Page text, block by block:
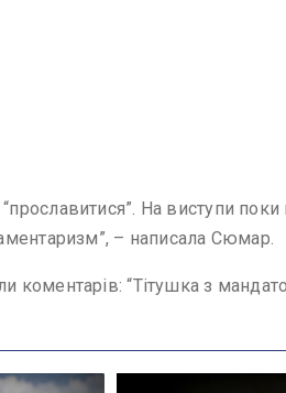
На виступи
– написала Сюмар.
коментарів: “Тітушка з